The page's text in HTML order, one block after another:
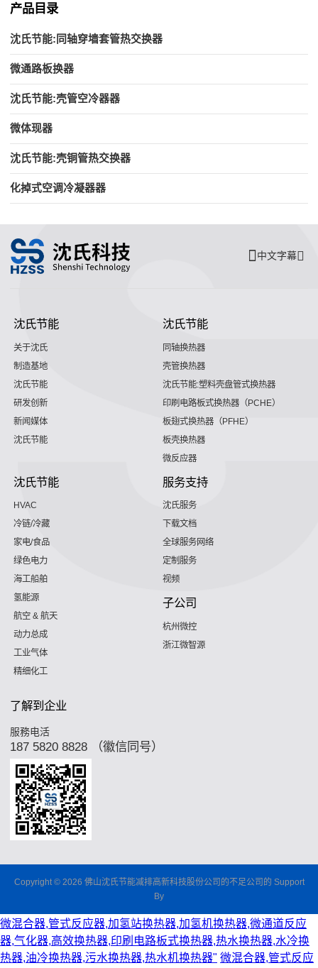
产品目录
沈氏节能:同轴穿墙套管热交换器
微通路板换器
沈氏节能:壳管空冷器器
微体现器
沈氏节能:壳铜管热交换器
化掉式空调冷凝器器
中文字幕
沈氏节能
关于沈氏
制造基地
沈氏节能
研发创新
新闻媒体
沈氏节能
沈氏节能
同轴换热器
壳管换热器
沈氏节能:塑料壳盘管式换热器
印刷电路板式换热器（PCHE）
板翅式换热器（PFHE）
板壳换热器
微反应器
沈氏节能
HVAC
冷链/冷藏
家电/食品
绿色电力
海工船舶
氢能源
航空 & 航天
动力总成
工业气体
精细化工
服务支持
沈氏服务
下载文档
全球服务网络
定制服务
视频
子公司
杭州微控
浙江微智源
了解到企业
服務电活
187 5820 8828 （徽信同号）
Copyright © 2026 佛山沈氏节能减排高新科技股份公司的不足公司的 Support
By
微混合器,管式反应器,加氢站换热器,加氢机换热器,微通道反应
器,气化器,高效换热器,印刷电路板式换热器,热水换热器,水冷换
热器,油冷换热器,污水换热器,热水机换热器" 微混合器,管式反应